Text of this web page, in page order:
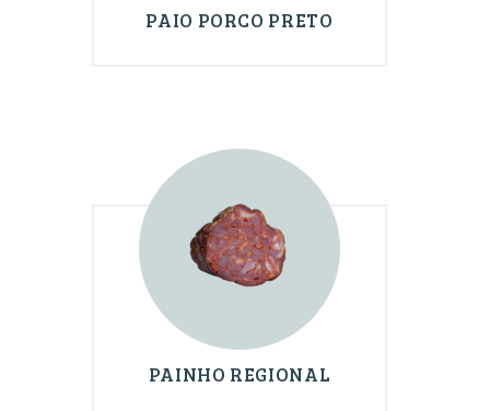
PAIO PORCO PRETO
PAINHO REGIONAL